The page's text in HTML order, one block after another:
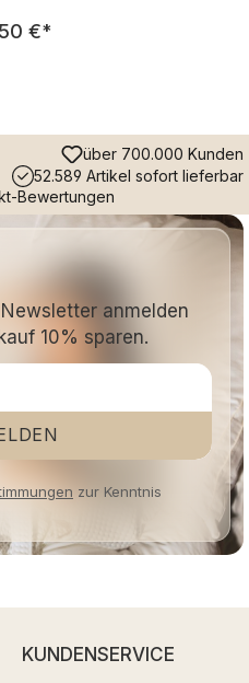
Regulärer Preis:
€*
über 700.000 Kunden
52.589 Artikel sofort lieferbar
Bewertungen
anmelden
10% sparen.
zur Kenntnis
KUNDENSERVICE